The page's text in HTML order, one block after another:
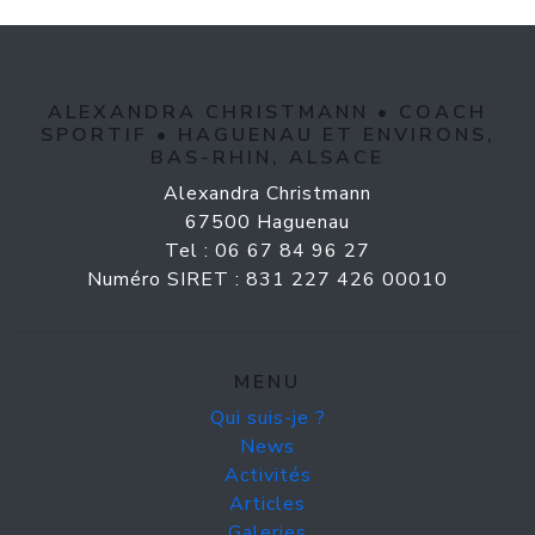
ALEXANDRA CHRISTMANN • COACH
SPORTIF • HAGUENAU ET ENVIRONS,
BAS-RHIN, ALSACE
Alexandra Christmann
67500 Haguenau
Tel : 06 67 84 96 27
Numéro SIRET : 831 227 426 00010
MENU
Qui suis-je ?
News
Activités
Articles